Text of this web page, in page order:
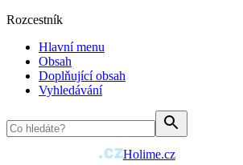
Rozcestník
Hlavní menu
Obsah
Doplňující obsah
Vyhledávání
Holime.cz